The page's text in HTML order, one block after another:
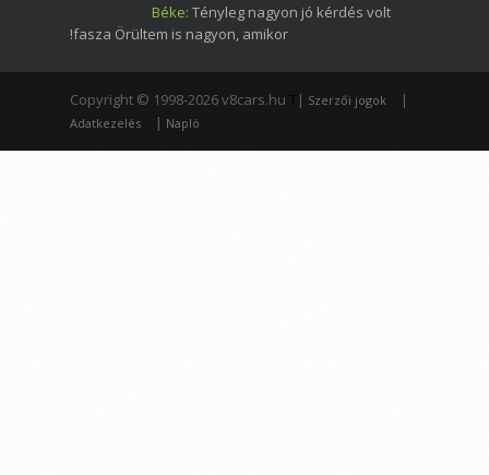
Béke: Tényleg nagyon jó kérdés volt
!fasza Örültem is nagyon, amikor
Copyright © 1998-2026 v8cars.hu | Szerzői jogok |
Adatkezelés | Napló